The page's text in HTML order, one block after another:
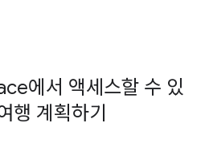
에서 액세스할 수 있
행 계획하기